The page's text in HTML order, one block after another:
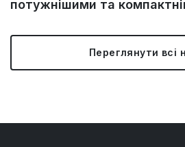
потужнішими та
Переглянути всі